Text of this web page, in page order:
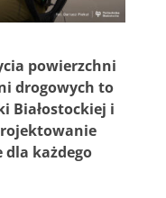
powierzchni
drogowych to
Białostockiej i
dla każdego